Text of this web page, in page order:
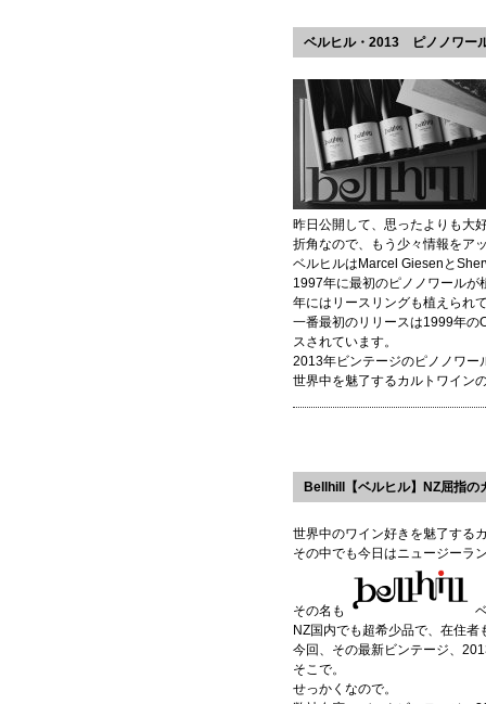
ベルヒル・2013 ピノノワー
昨日公開して、思ったよりも大
折角なので、もう少々情報をア
ベルヒルはMarcel Giesenと
1997年に最初のピノノワール
年にはリースリングも植えられ
一番最初のリリースは1999年
スされています。
2013年ビンテージのピノノワー
世界中を魅了するカルトワイン
Bellhill【ベルヒル】NZ屈指の
世界中のワイン好きを魅了する
その中でも今日はニュージーラ
その名も
NZ国内でも超希少品で、在住
今回、その最新ビンテージ、
そこで。
せっかくなので。